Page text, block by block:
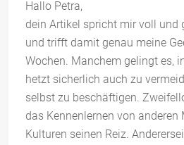
Hallo Petra,
dein Artikel spricht mir voll und
und trifft damit genau meine
Wochen. Manchem gelingt es,
hetzt sicherlich auch zu
selbst zu beschäftigen.
das Kennenlernen von anderen
Kulturen seinen Reiz.